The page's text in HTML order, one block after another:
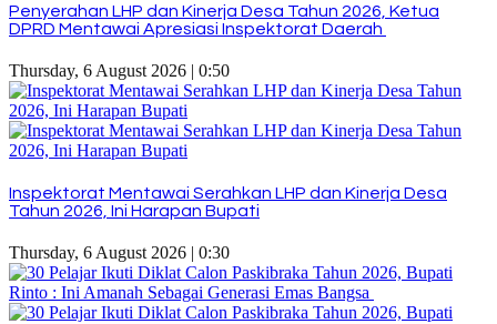
Penyerahan LHP dan Kinerja Desa Tahun 2026, Ketua
DPRD Mentawai Apresiasi Inspektorat Daerah
Thursday, 6 August 2026 | 0:50
Inspektorat Mentawai Serahkan LHP dan Kinerja Desa
Tahun 2026, Ini Harapan Bupati
Thursday, 6 August 2026 | 0:30